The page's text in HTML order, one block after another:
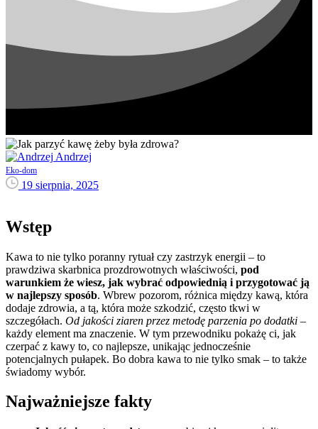
Andrzej
Eko-dom
19 sierpnia, 2025
Wstęp
Kawa to nie tylko poranny rytuał czy zastrzyk energii – to
prawdziwa skarbnica prozdrowotnych właściwości, pod
warunkiem że wiesz, jak wybrać odpowiednią i przygotować ją
w najlepszy sposób. Wbrew pozorom, różnica między kawą, która
dodaje zdrowia, a tą, która może szkodzić, często tkwi w
szczegółach. Od jakości ziaren przez metodę parzenia po dodatki –
każdy element ma znaczenie. W tym przewodniku pokażę ci, jak
czerpać z kawy to, co najlepsze, unikając jednocześnie
potencjalnych pułapek. Bo dobra kawa to nie tylko smak – to także
świadomy wybór.
Najważniejsze fakty